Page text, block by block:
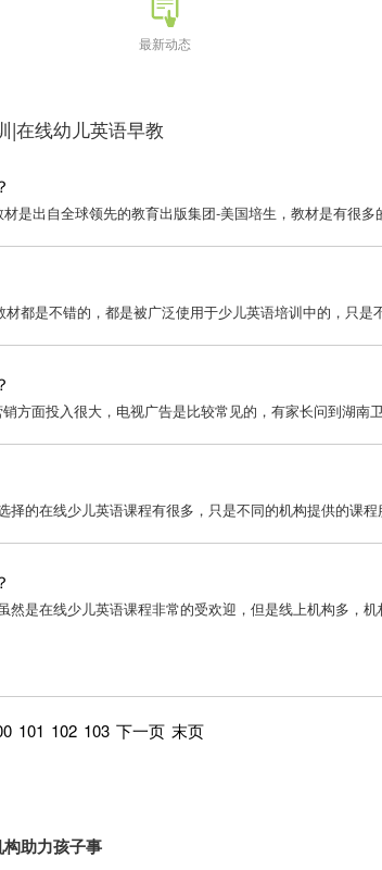
最新动态
|在线幼儿英语早教
是出自全球领先的教育出版集团-美国培生，教材是有很
都是不错的，都是被广泛使用于少儿英语培训中的，只
方面投入很大，电视广告是比较常见的，有家长问到湖
择的在线少儿英语课程有很多，只是不同的机构提供的课
然是在线少儿英语课程非常的受欢迎，但是线上机构多，
101 102 103 下一页 末页
助力孩子事